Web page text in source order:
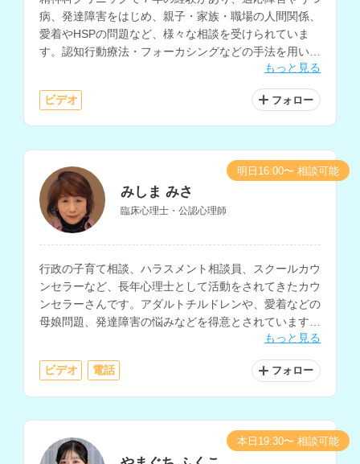
病、発達障害をはじめ、親子・家族・職場の人間関係、
愛着やHSPの問題など、様々な相談を受けられていま
す。認知行動療法・フォーカシングなどの手法を用いて
自己理解を深めるサポートも行っておられます。もっと見る
ビデオ フォロー
みしま みさ
臨床心理士・公認心理師
行政の子育て相談、ハラスメント相談員、スクールカウ
ンセラーなど、長年心理士として活動をされてきたカウ
ンセラーさんです。アダルトチルドレンや、愛着などの
母娘問題、発達障害の悩みなどを得意とされています。
講師経験もお持ちで心理学についての知識も深く、様々
もっと見る
ビデオ 電話 フォロー
明日16:00〜 相談可能
本日19:30〜 相談可能